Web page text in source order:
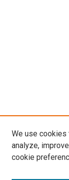
We use cookies
analyze,
cookie